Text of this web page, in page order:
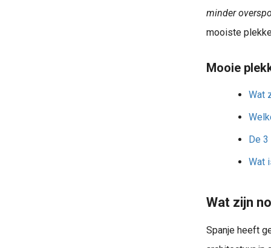
minder
mooiste
Mooie
Wat
De
Wat
Wat zijn
Spanje heeft